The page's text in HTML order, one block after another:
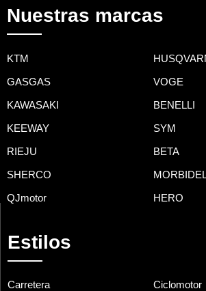
Nuestras marcas
KTM
GASGAS VOGE
KAWASAKI BENELLI
KEEWAY SYM
RIEJU BETA
SHERCO
QJmotor HERO
Estilos
Carretera Ciclomotor